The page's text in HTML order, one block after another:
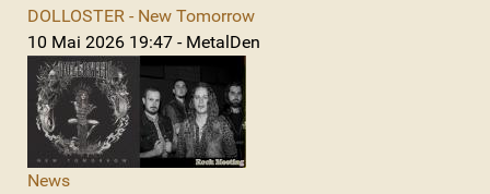
DOLLOSTER - New Tomorrow
10 Mai 2026 19:47 - MetalDen
News